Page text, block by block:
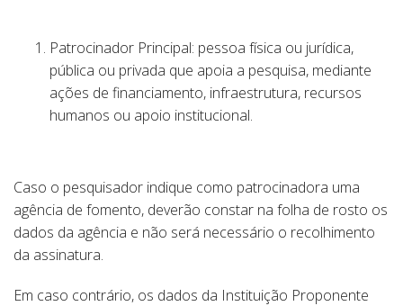
Patrocinador Principal: pessoa física ou jurídica,
pública ou privada que apoia a pesquisa, mediante
ações de financiamento, infraestrutura, recursos
humanos ou apoio institucional.
Caso o pesquisador indique como patrocinadora uma
agência de fomento, deverão constar na folha de rosto os
dados da agência e não será necessário o recolhimento
da assinatura.
Em caso contrário, os dados da Instituição Proponente